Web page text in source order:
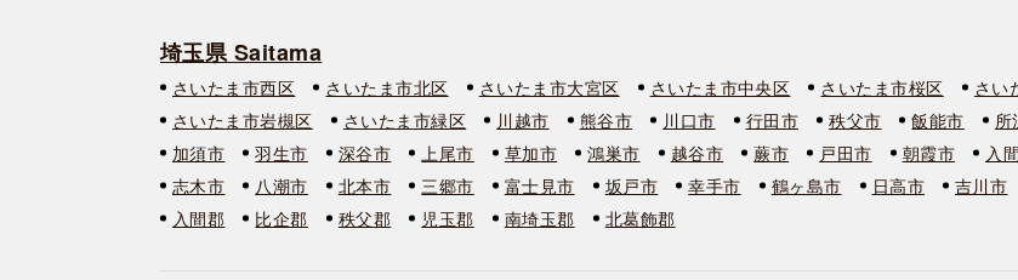
埼玉県 Saitama
さいたま市西区 さいたま市北区 さいたま市大宮区 さいたま市中央区 さいたま市桜区 さい
さいたま市岩槻区
さいたま市緑区 川越市 熊谷市 川口市 行田市 秩父市 飯能市 所
加須市
羽生市 深谷市 上尾市 草加市 鴻巣市 越谷市 蕨市 戸田市 朝霞市 入
志木市
八潮市 北本市 三郷市 富士見市 坂戸市 幸手市 鶴ヶ島市 日高市 吉川市
入間郡
比企郡 秩父郡 児玉郡 南埼玉郡 北葛飾郡